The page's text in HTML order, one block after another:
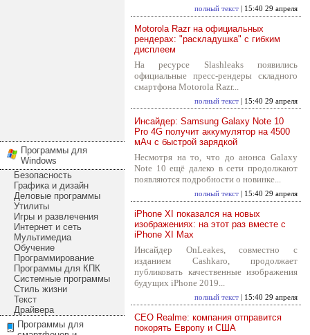
Программы для
Windows
Безопасность
Графика и дизайн
Деловые программы
Утилиты
Игры и развлечения
Интернет и сеть
Мультимедиа
Обучение
Программирование
Программы для КПК
Системные программы
Стиль жизни
Текст
Драйвера
Программы для
полный текст | 15:40 29 апреля
Motorola Razr на официальных
рендерах: "раскладушка" с гибким
дисплеем
На ресурсе Slashleaks появились
официальные пресс-рендеры складного
смартфона Motorola Razr...
полный текст | 15:40 29 апреля
Инсайдер: Samsung Galaxy Note 10
Pro 4G получит аккумулятор на 4500
мАч с быстрой зарядкой
Несмотря на то, что до анонса Galaxy
Note 10 ещё далеко в сети продолжают
появляются подробности о новинке...
полный текст | 15:40 29 апреля
iPhone XI показался на новых
изображениях: на этот раз вместе с
iPhone XI Max
Инсайдер OnLeakes, совместно с
изданием Cashkaro, продолжает
публиковать качественные изображения
будущих iPhone 2019...
полный текст | 15:40 29 апреля
CEO Realme: компания отправится
покорять Европу и США